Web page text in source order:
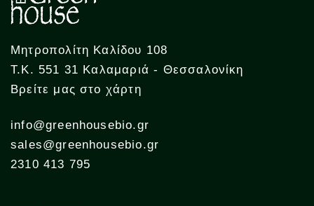
Μητροπολίτη Καλίδου 108
Τ.Κ. 551 31 Καλαμαριά - Θεσσαλονίκη
Βρείτε μας στο χάρτη
info@greenhousebio.gr
sales@greenhousebio.gr
2310 413 795